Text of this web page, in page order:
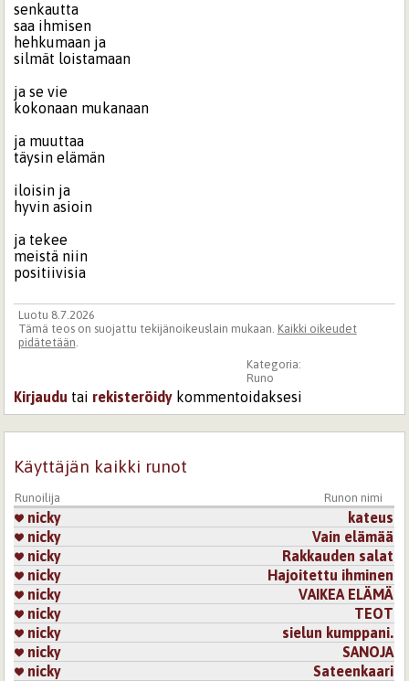
senkautta
saa ihmisen
hehkumaan ja
silmät loistamaan
ja se vie
kokonaan mukanaan
ja muuttaa
täysin elämän
iloisin ja
hyvin asioin
ja tekee
meistä niin
positiivisia
Luotu 8.7.2026
Tämä teos on suojattu tekijänoikeuslain mukaan. Kaikki oikeudet
pidätetään.
Kategoria:
Runo
Kirjaudu tai rekisteröidy kommentoidaksesi
Käyttäjän kaikki runot
Runoilija Runon nimi
nicky
kateus
nicky
Vain elämää
nicky
Rakkauden salat
nicky
Hajoitettu ihminen
nicky
VAIKEA ELÄMÄ
nicky
TEOT
nicky
sielun kumppani.
nicky
SANOJA
nicky
Sateenkaari